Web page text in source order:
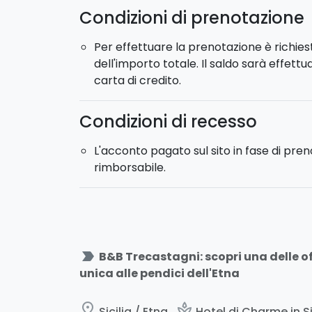
all'antico ragù sono solo alcuni dei piatti
soggiorno.
Condizioni di prenotazione
Per effettuare la prenotazione è
dell'importo totale. Il saldo sarà
carta di credito.
Condizioni di recesso
L'acconto pagato sul sito in fase di
rimborsabile.
label_important B&B Trecastagni: scopri una delle
unica alle pendici dell'Etna